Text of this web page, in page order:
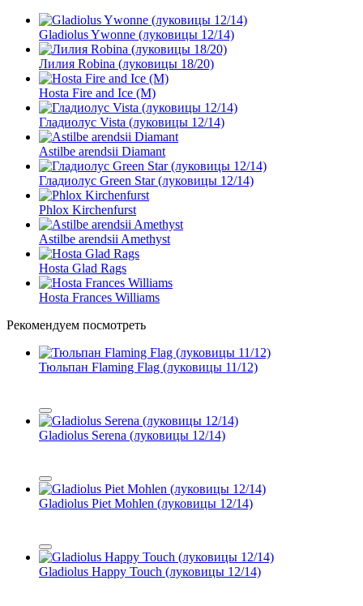
Gladiolus Ywonne (луковицы 12/14)
Лилия Robina (луковицы 18/20)
Hosta Fire and Ice (M)
Гладиолус Vista (луковицы 12/14)
Astilbe arendsii Diamant
Гладиолус Green Star (луковицы 12/14)
Phlox Kirchenfurst
Astilbe arendsii Amethyst
Hosta Glad Rags
Hosta Frances Williams
Рекомендуем посмотреть
Тюльпан Flaming Flag (луковицы 11/12)
Gladiolus Serena (луковицы 12/14)
Gladiolus Piet Mohlen (луковицы 12/14)
Gladiolus Happy Touch (луковицы 12/14)